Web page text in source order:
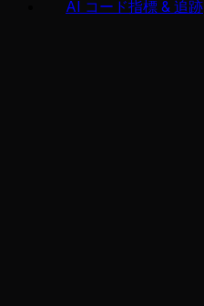
AI コード指標 & 追跡